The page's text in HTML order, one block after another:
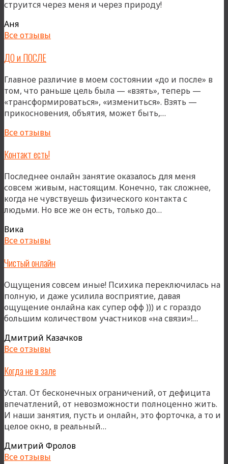
струится через меня и через природу!
Аня
Все отзывы
ДО и ПОСЛЕ
Главное различие в моем состоянии «до и после» в
том, что раньше цель была — «взять», теперь —
«трансформироваться», «измениться». Взять —
прикосновения, объятия, может быть,…
Все отзывы
Контакт есть!
Последнее онлайн занятие оказалось для меня
совсем живым, настоящим. Конечно, так сложнее,
когда не чувствуешь физического контакта с
людьми. Но все же он есть, только до…
Вика
Все отзывы
Чистый онлайн
Ощущения совсем иные! Психика переключилась на
полную, и даже усилила восприятие, давая
ощущение онлайна как супер офф ))) и с гораздо
большим количеством участников «на связи»!…
Дмитрий Казачков
Все отзывы
Когда не в зале
Устал. От бесконечных ограничений, от дефицита
впечатлений, от невозможности полноценно жить.
И наши занятия, пусть и онлайн, это форточка, а то и
целое окно, в реальный…
Дмитрий Фролов
Все отзывы